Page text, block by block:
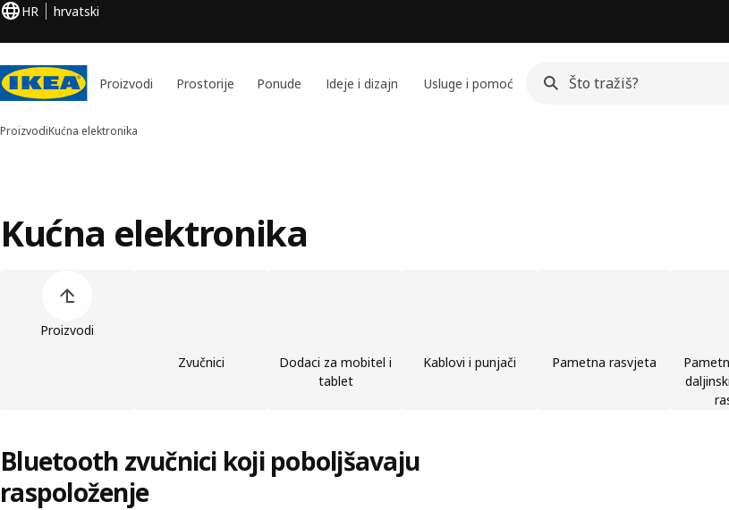
HR hrvatski
Proizvodi Prostorije Ponude Ideje i dizajn Usluge i pomoć
ProizvodiKućna elektronika
Kućna elektronika
Proizvodi
Zvučnici
Dodaci za mobitel i
tablet
Kablovi i punjači Pametna rasvjeta
Bluetooth zvučnici koji poboljšavaju
raspoloženje